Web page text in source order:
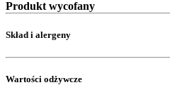
Produkt wycofany
Skład i alergeny
Wartości odżywcze